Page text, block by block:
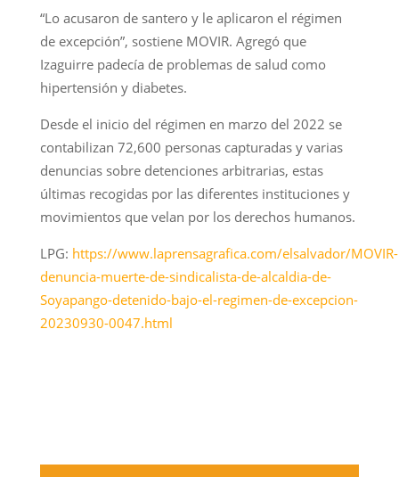
“Lo acusaron de santero y le aplicaron el régimen
de excepción”, sostiene MOVIR. Agregó que
Izaguirre padecía de problemas de salud como
hipertensión y diabetes.
Desde el inicio del régimen en marzo del 2022 se
contabilizan 72,600 personas capturadas y varias
denuncias sobre detenciones arbitrarias, estas
últimas recogidas por las diferentes instituciones y
movimientos que velan por los derechos humanos.
LPG: https://www.laprensagrafica.com/elsalvador/MOVIR-
denuncia-muerte-de-sindicalista-de-alcaldia-de-
Soyapango-detenido-bajo-el-regimen-de-excepcion-
20230930-0047.html